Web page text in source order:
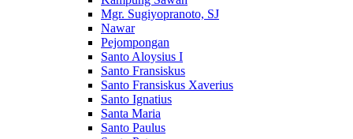
Mgr. Sugiyopranoto, SJ
Nawar
Pejompongan
Santo Aloysius I
Santo Fransiskus
Santo Fransiskus Xaverius
Santo Ignatius
Santa Maria
Santo Paulus